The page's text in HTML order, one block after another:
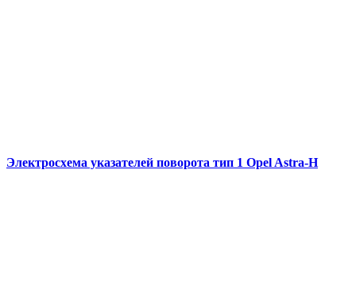
Электросхема указателей поворота тип 1 Opel Astra-H